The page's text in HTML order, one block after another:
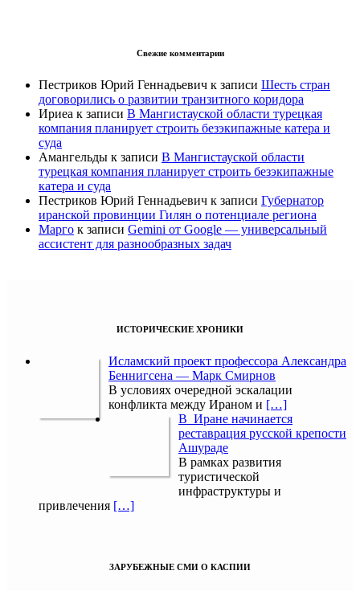
Свежие комментарии
Пестриков Юрий Геннадьевич к записи Шесть стран
договорились о развитии транзитного коридора
Ириеа к записи В Мангистауской области турецкая
компания планирует строить безэкипажные катера и
суда
Амангельды к записи В Мангистауской области
турецкая компания планирует строить безэкипажные
катера и суда
Пестриков Юрий Геннадьевич к записи Губернатор
иранской провинции Гилян о потенциале региона
Марго к записи Gemini от Google — универсальный
ассистент для разнообразных задач
ИСТОРИЧЕСКИЕ ХРОНИКИ
Исламский проект профессора Александра
Беннигсена — Марк Смирнов
В условиях очередной эскалации
конфликта между Ираном и […]
В Иране начинается
реставрация русской крепости
Ашураде
В рамках развития
туристической
инфраструктуры и
привлечения […]
ЗАРУБЕЖНЫЕ СМИ О КАСПИИ